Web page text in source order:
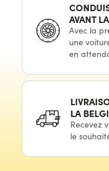
AVANT LA
Avec la
une
en
LA
Recevez
le